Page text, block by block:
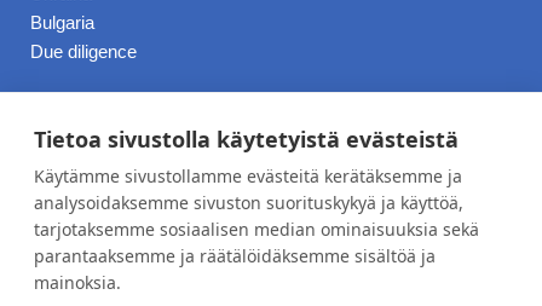
Bulgaria
Due diligence
Hinnasto
Blogi
Työpaikat
Meistä
Tietoa sivustolla käytetyistä evästeistä
Käytämme sivustollamme evästeitä kerätäksemme ja
analysoidaksemme sivuston suorituskykyä ja käyttöä,
tarjotaksemme sosiaalisen median ominaisuuksia sekä
parantaaksemme ja räätälöidäksemme sisältöä ja
mainoksia.